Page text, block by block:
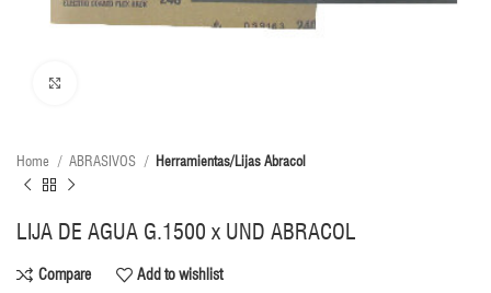
Home ABRASIVOS Herramientas/Lijas Abracol
LIJA DE AGUA G.1500 x UND ABRACOL
Compare Add to wishlist